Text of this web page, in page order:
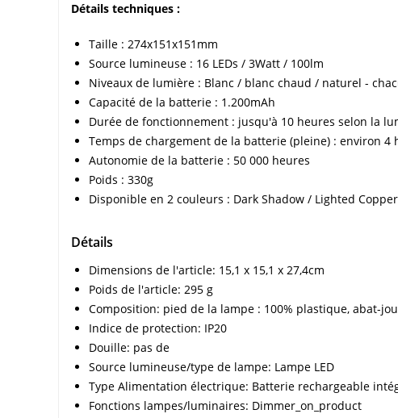
Détails techniques :
Taille : 274x151x151mm
Source lumineuse : 16 LEDs / 3Watt / 100lm
Niveaux de lumière : Blanc / blanc chaud / naturel -
Capacité de la batterie : 1.200mAh
Durée de fonctionnement : jusqu'à 10 heures selon la
Temps de chargement de la batterie (pleine) : environ 4
Autonomie de la batterie : 50 000 heures
Poids : 330g
Disponible en 2 couleurs : Dark Shadow / Lighted Copper
Détails
Dimensions de l'article: 15,1 x 15,1 x 27,4cm
Poids de l'article: 295 g
Composition: pied de la lampe : 100% plastique, abat-
Indice de protection: IP20
Douille: pas de
Source lumineuse/type de lampe: Lampe LED
Type Alimentation électrique: Batterie rechargeable
Fonctions lampes/luminaires: Dimmer_on_product